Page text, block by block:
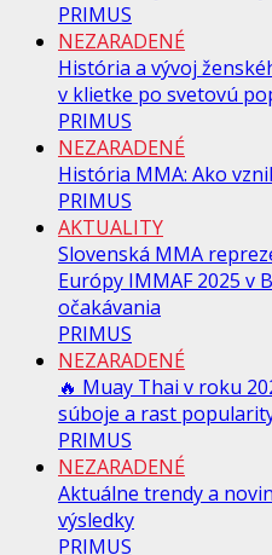
PRIMUS
NEZARADENÉ
História a vývoj
v klietke po svetovú
PRIMUS
NEZARADENÉ
História MMA: Ako
PRIMUS
AKTUALITY
Slovenská MMA
Európy IMMAF 2025 v
očakávania
PRIMUS
NEZARADENÉ
🔥 Muay Thai v roku
súboje a rast
PRIMUS
NEZARADENÉ
Aktuálne trendy a
výsledky
PRIMUS